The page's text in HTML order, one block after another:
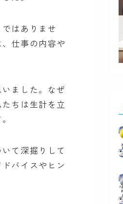
はありませ
仕事の内容や
ました。なぜ
ちは生計を立
て深掘りして
バイスやヒン